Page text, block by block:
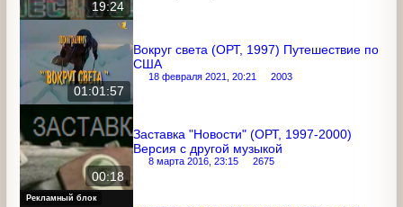
19:24
отборочного выпуска
15 марта 2015, 23:45 3121
01:01:57
по США
18 февраля 2021, 20:21 2003